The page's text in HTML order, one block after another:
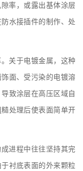
率，或露出基体涂层
水接插件的制作、处
关于电镀金属，这种
面、受污染的电镀溶
致涂层在高压区域自
处理后使表面简单开
进程中往往坚持其完
衬底表面的外来颗粒